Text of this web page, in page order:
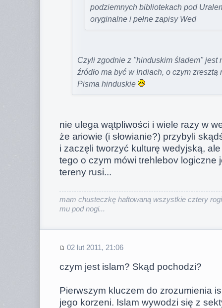
podziemnych bibliotekach pod
oryginalne i pełne zapisy Wed
Czyli zgodnie z "hinduskim śladem" jest
źródło ma być w Indiach, o czym
Pisma hinduskie
nie ulega wątpliwości i wiele razy w
że ariowie (i słowianie?) przybyli
i zaczęli tworzyć kulturę wedyjską,
tego o czym mówi trehlebov logiczne
tereny rusi...
mam chusteczkę haftowaną wszystkie cztery
mu pod nogi...
02 lut 2011, 21:06
czym jest islam? Skąd pochodzi?
Pierwszym kluczem do zrozumienia
jego korzeni. Islam wywodzi się z